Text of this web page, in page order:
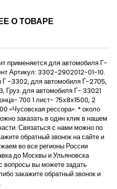
О ТОВАРЕ
применяется для автомобиля Г-
Артикул: 3302-2902012-01-10.
Г -3302, для автомобиля Г-2705,
Груз. для автомобиля Г- 33021
700 1 лист- 75х8х1500, 2
«Чусовская рессора»: * около
заказать в один клик в нашем
Связаться с нами можно по
обратный звонок на сайте и
во все регионы России
до Москвы и Ульяновска
вопросы вы можете задать
закажите обратный звонок и